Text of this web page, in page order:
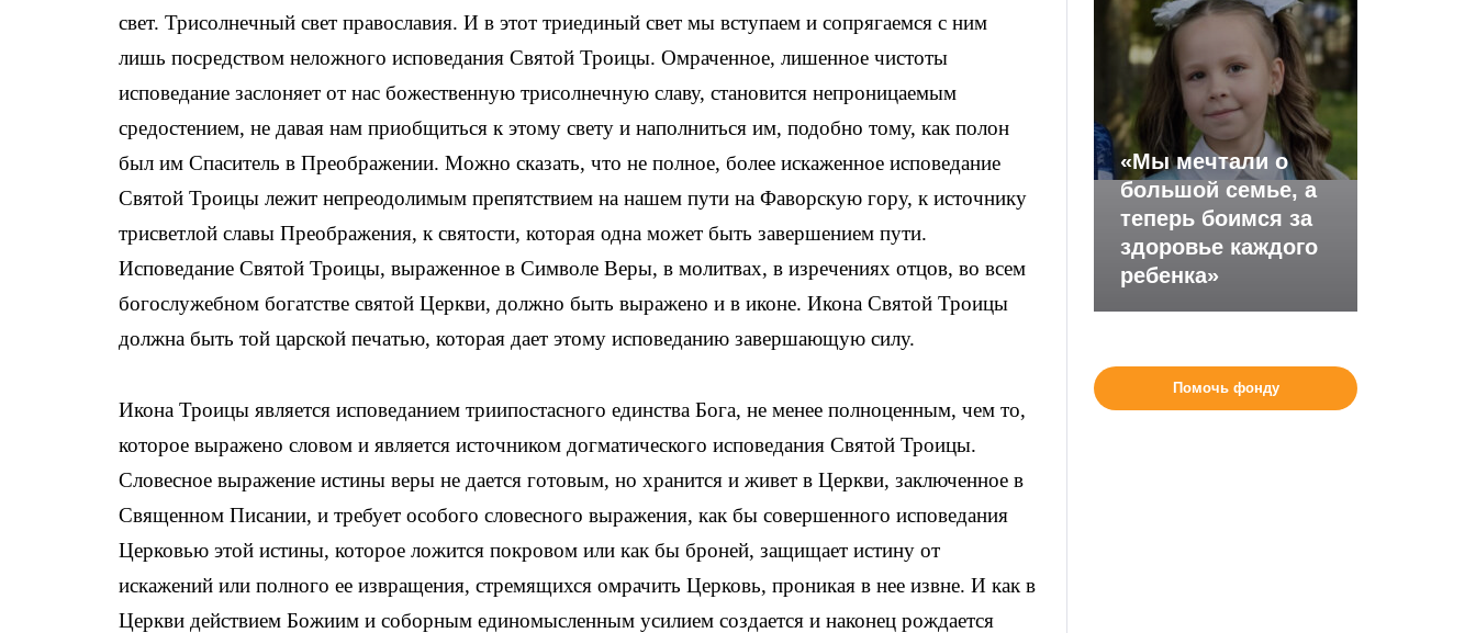
свет. Трисолнечный свет православия. И в этот триединый свет мы вступаем и сопрягаемся с ним
лишь посредством неложного исповедания Святой Троицы. Омраченное, лишенное чистоты
исповедание заслоняет от нас божественную трисолнечную славу, становится непроницаемым
средостением, не давая нам приобщиться к этому свету и наполниться им, подобно тому, как полон
был им Спаситель в Преображении. Можно сказать, что не полное, более искаженное исповедание
Святой Троицы лежит непреодолимым препятствием на нашем пути на Фаворскую гору, к источнику
трисветлой славы Преображения, к святости, которая одна может быть завершением пути.
Исповедание Святой Троицы, выраженное в Символе Веры, в молитвах, в изречениях отцов, во всем
богослужебном богатстве святой Церкви, должно быть выражено и в иконе. Икона Святой Троицы
должна быть той царской печатью, которая дает этому исповеданию завершающую силу.
Икона Троицы является исповеданием триипостасного единства Бога, не менее полноценным, чем то,
которое выражено словом и является источником догматического исповедания Святой Троицы.
Словесное выражение истины веры не дается готовым, но хранится и живет в Церкви, заключенное в
Священном Писании, и требует особого словесного выражения, как бы совершенного исповедания
Церковью этой истины, которое ложится покровом или как бы броней, защищает истину от
искажений или полного ее извращения, стремящихся омрачить Церковь, проникая в нее извне. И как в
Церкви действием Божиим и соборным единомысленным усилием создается и наконец рождается
«Мы мечтали о
большой семье, а
теперь боимся за
здоровье каждого
ребенка»
Помочь фонду